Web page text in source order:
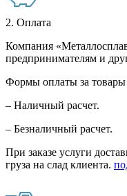
2. Оплата
Компания
предпринимателям и
Формы оплаты за
– Наличный расчет.
– Безналичный расчет.
При заказе услуги
груза на слад клиента.